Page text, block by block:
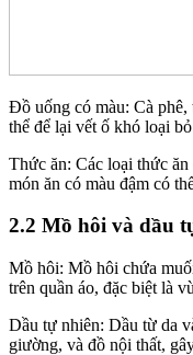
Đồ uống có màu: Cà
thể để lại vết ố khó loại
Thức ăn: Các loại thức ăn
món ăn có màu đậm có
2.2 Mồ hôi và dầu
Mồ hôi: Mồ hôi chứa
trên quần áo, đặc biệt là
Dầu tự nhiên: Dầu từ da
giường, và đồ nội thất,